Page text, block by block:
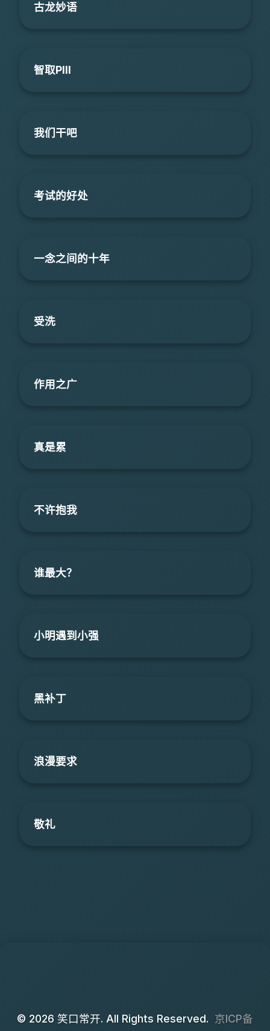
古龙妙语
智取PIII
我们干吧
考试的好处
一念之间的十年
受洗
作用之广
真是累
不许抱我
谁最大？
小明遇到小强
黑补丁
浪漫要求
敬礼
© 2026 笑口常开. All Rights Reserved. 京ICP备